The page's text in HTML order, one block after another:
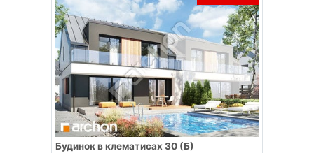
Будинок в клематисах 30 (Б)